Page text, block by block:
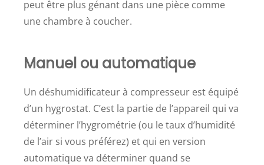
peut être plus génant dans une pièce comme
une chambre à coucher.
Manuel ou automatique
Un déshumidificateur à compresseur est équipé
d’un hygrostat. C’est la partie de l’appareil qui va
déterminer l’hygrométrie (ou le taux d’humidité
de l’air si vous préférez) et qui en version
automatique va déterminer quand se